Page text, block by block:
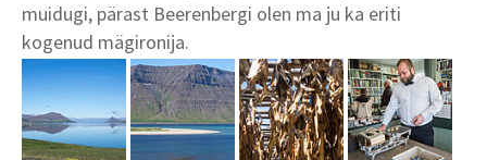
muidugi, pärast Beerenbergi olen ma ju ka eriti
kogenud mägironija.